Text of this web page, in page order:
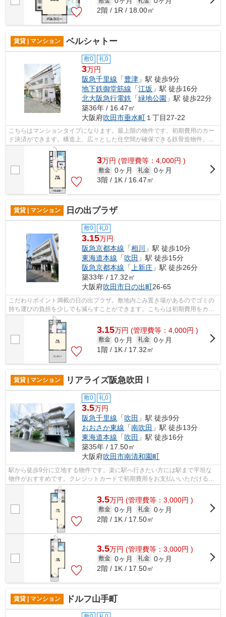
2階 / 1R / 18.00㎡
賃貸 | マンション ベルシャトー
敷0 礼0
3万円
阪急千里線 「豊津 」駅 徒歩9分
地下鉄御堂筋線 「江坂 」駅 徒歩16分
北大阪急行電鉄 「緑地公園 」駅 徒歩22分
築36年 / 16.47㎡
大阪府吹田市垂水町 １丁目27-22
こちらはマンションタイプになります。最上階の物件です。初期費用のカー
ド決済ができます。構造上、広々とした住空間が確保できる鉄骨造物件。ご
自身の目で吹田市の物件をご覧になり...
3万円 (管理費等：4,000円 )
敷金 0ヶ月 礼金 0ヶ月
3階 / 1K / 16.47㎡
賃貸 | マンション 日の出プラザ
敷0 礼0
3.15万円
阪急京都本線 「相川
」駅 徒歩10分
東海道本線 「吹田 」駅 徒歩15分
阪急京都本線 「上新庄 」駅 徒歩26分
築33年 / 17.32㎡
大阪府吹田市日の出町26-65
こだわりポイント満載の日の出プラザ。敷地内ごみ置き場があるのでゴミの
持ち運びの負担を少しでも減らすことができます。こちらは初期費用をカー
ドでお支払いいただける物件なので、...
3.15万円 (管理費等：4,000円 )
敷金 0ヶ月 礼金 0ヶ月
1階 / 1K / 17.32㎡
賃貸 | マンション リアライズ阪急吹田Ⅰ
敷0 礼0
3.5万円
阪急千里線 「吹田 」駅 徒歩9分
おおさか東線 「南吹田 」駅 徒歩13分
東海道本線 「吹田 」駅 徒歩16分
築35年 / 17.50㎡
大阪府吹田市南清和園町
駅から徒歩9分に立地する物件です。楽に駅へ行きたい方には駅まで平坦な
物件がおすすめです。クレジットカードで初期費用をお支払いいただける物
件です。災害に対する備えを考えるなら...
3.5万円 (管理費等：3,000円 )
敷金 0ヶ月 礼金 0ヶ月
2階 / 1K / 17.50㎡
3.5万円 (管理費等：3,000円 )
敷金 0ヶ月 礼金 0ヶ月
2階 / 1K / 17.50㎡
賃貸 | マンション ドルフ山手町